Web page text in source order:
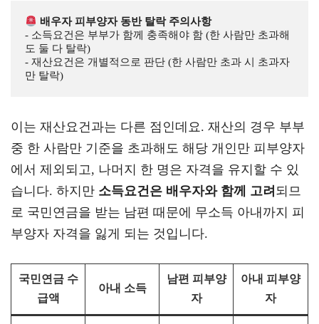
배우자 피부양자 동반 탈락 주의사항
- 소득요건은 부부가 함께 충족해야 함 (한 사람만 초과해
도 둘 다 탈락)
- 재산요건은 개별적으로 판단 (한 사람만 초과 시 초과자
만 탈락)
이는 재산요건과는 다른 점인데요. 재산의 경우 부부
중 한 사람만 기준을 초과해도 해당 개인만 피부양자
에서 제외되고, 나머지 한 명은 자격을 유지할 수 있
습니다. 하지만 소득요건은 배우자와 함께 고려 되므
로 국민연금을 받는 남편 때문에 무소득 아내까지 피
부양자 자격을 잃게 되는 것입니다.
국민연금 수
급액
아내 소득
남편 피부양
자
아내 피부양
자